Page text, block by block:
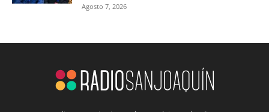
Agosto 7, 2026